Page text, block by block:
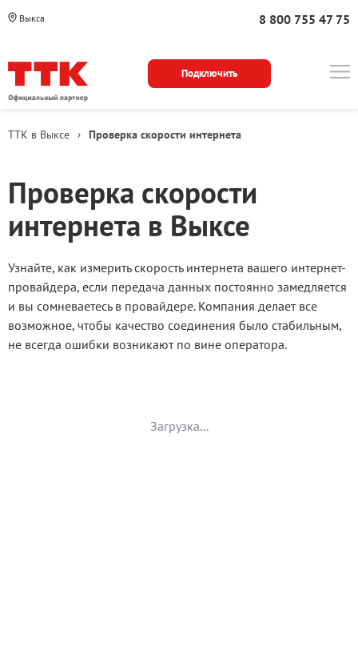
Выкса 8 800 755 47 75
Подключить
ТТК в Выксе › Проверка скорости интернета
Проверка скорости
интернета в Выксе
Узнайте, как измерить скорость интернета вашего интернет-
провайдера, если передача данных постоянно замедляется
и вы сомневаетесь в провайдере. Компания делает все
возможное, чтобы качество соединения было стабильным,
не всегда ошибки возникают по вине оператора.
Загрузка...